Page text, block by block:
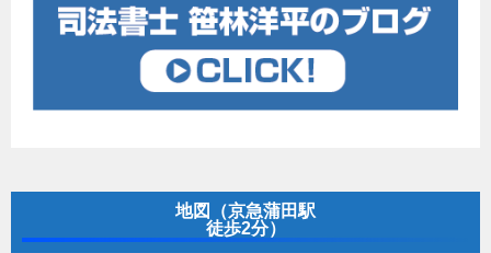
地図（京急蒲田駅
徒歩2分）